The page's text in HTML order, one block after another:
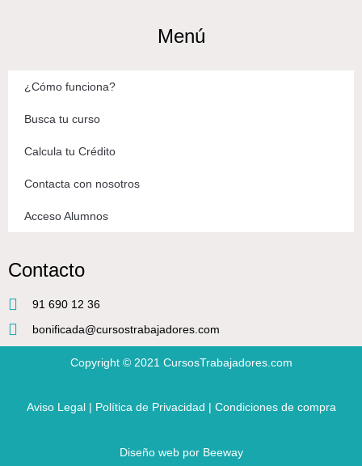
Menú
¿Cómo funciona?
Busca tu curso
Calcula tu Crédito
Contacta con nosotros
Acceso Alumnos
Contacto
91 690 12 36
bonificada@cursostrabajadores.com
Copyright © 2021 CursosTrabajadores.com
Aviso Legal| Política de Privacidad | Condiciones de compra
Diseño web por Beeway